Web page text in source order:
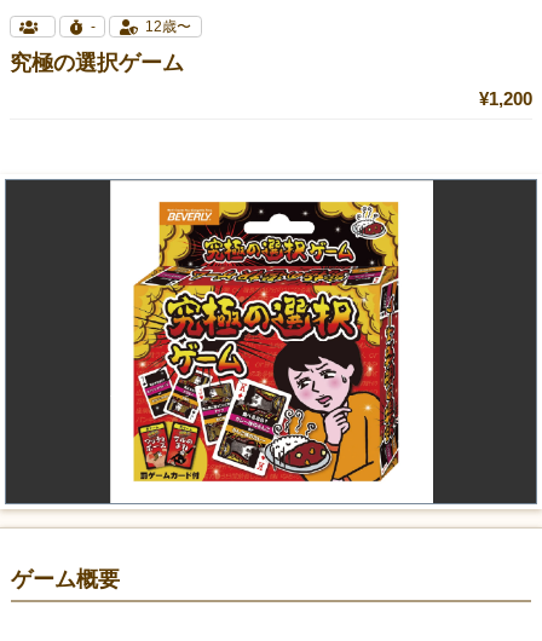
- 12歳〜
究極の選択ゲーム
¥1,200
ゲーム概要